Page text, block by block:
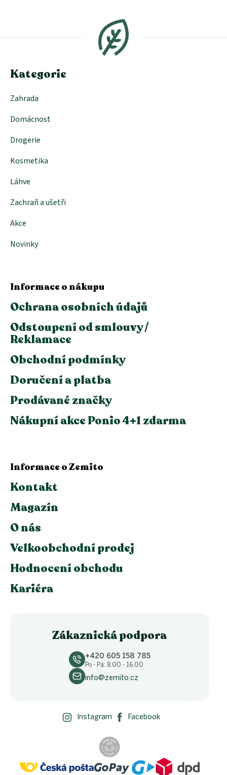
d
a
c
í
a
Kategorie
Zahrada
Domácnost
Drogerie
Kosmetika
Láhve
Zachraň a ušetři
Akce
Novinky
Informace o nákupu
Ochrana osobních údajů
Odstoupení od smlouvy /
Reklamace
Obchodní podmínky
Doručení a platba
Prodávané značky
Nákupní akce Ponio 4+1 zdarma
Informace o Zemito
Kontakt
Magazín
O nás
Velkoobchodní prodej
Hodnocení obchodu
Kariéra
Zákaznická podpora
+420 605 158 785
Po - Pá: 8.00 - 16.00
info@zemito.cz
Instagram Facebook